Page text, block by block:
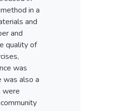
in a
and
and
quality of
was
was also a
were